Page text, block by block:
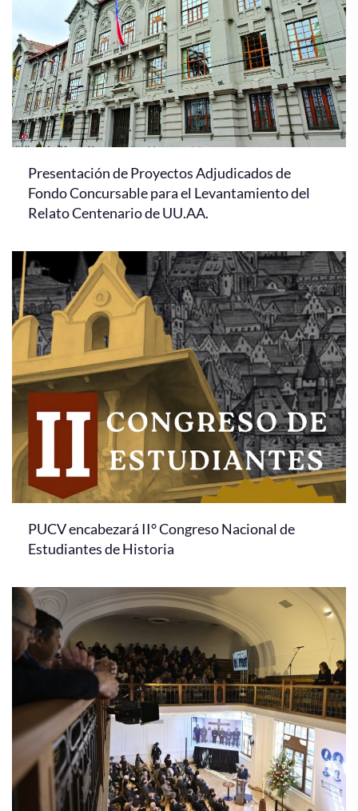
Presentación de Proyectos Adjudicados de
Fondo Concursable para el Levantamiento del
Relato Centenario de UU.AA.
PUCV encabezará II° Congreso Nacional de
Estudiantes de Historia